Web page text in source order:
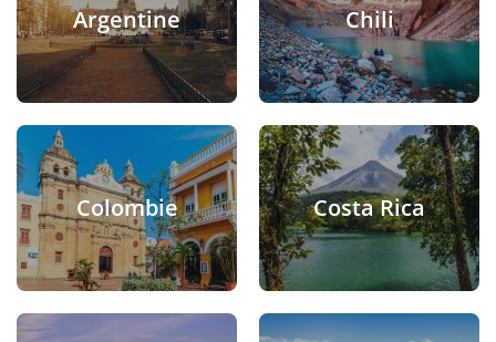
Argentine Chili
Colombie Costa Rica